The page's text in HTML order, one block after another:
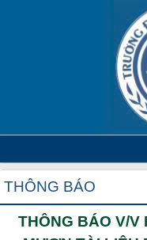
THÔNG BÁO
THÔNG BÁO V/V